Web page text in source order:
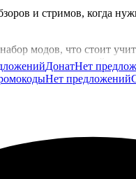
и стримов, когда
модов, что стоит
под ваш настрой.
ДонатНет
Нет предложений